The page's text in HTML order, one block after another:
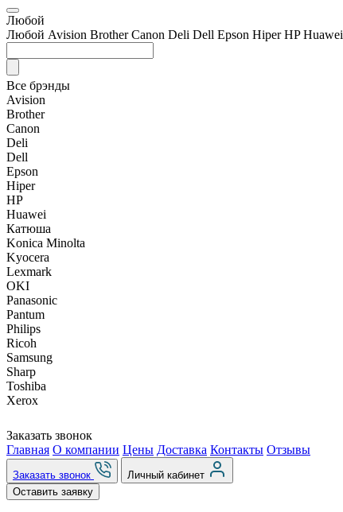
Любой
Любой Avision Brother Canon Deli Dell Epson Hiper HP Huawei
Все брэнды
Avision
Brother
Canon
Deli
Dell
Epson
Hiper
HP
Huawei
Катюша
Konica Minolta
Kyocera
Lexmark
OKI
Panasonic
Pantum
Philips
Ricoh
Samsung
Sharp
Toshiba
Xerox
Заказать звонок
Главная О компании Цены Доставка Контакты Отзывы
Заказать звонок
Личный кабинет
Оставить заявку